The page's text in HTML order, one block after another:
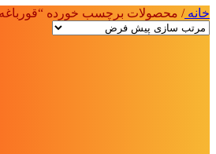
خانه/ محصولات برچسب خورده